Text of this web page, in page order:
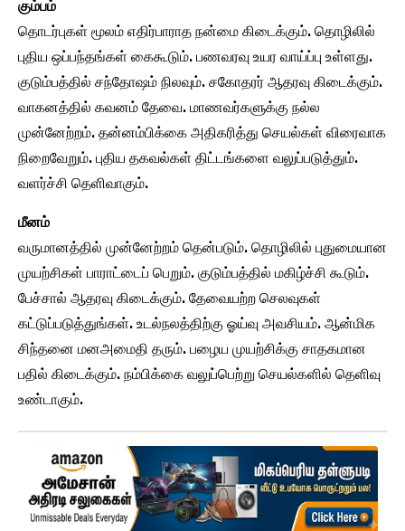
கும்பம்
தொடர்புகள் மூலம் எதிர்பாராத நன்மை கிடைக்கும். தொழிலில்
புதிய ஒப்பந்தங்கள் கைகூடும். பணவரவு உயர வாய்ப்பு உள்ளது.
குடும்பத்தில் சந்தோஷம் நிலவும். சகோதரர் ஆதரவு கிடைக்கும்.
வாகனத்தில் கவனம் தேவை. மாணவர்களுக்கு நல்ல
முன்னேற்றம். தன்னம்பிக்கை அதிகரித்து செயல்கள் விரைவாக
நிறைவேறும். புதிய தகவல்கள் திட்டங்களை வலுப்படுத்தும்.
வளர்ச்சி தெளிவாகும்.
மீனம்
வருமானத்தில் முன்னேற்றம் தென்படும். தொழிலில் புதுமையான
முயற்சிகள் பாராட்டைப் பெறும். குடும்பத்தில் மகிழ்ச்சி கூடும்.
பேச்சால் ஆதரவு கிடைக்கும். தேவையற்ற செலவுகள்
கட்டுப்படுத்துங்கள். உடல்நலத்திற்கு ஓய்வு அவசியம். ஆன்மிக
சிந்தனை மனஅமைதி தரும். பழைய முயற்சிக்கு சாதகமான
பதில் கிடைக்கும். நம்பிக்கை வலுப்பெற்று செயல்களில் தெளிவு
உண்டாகும்.